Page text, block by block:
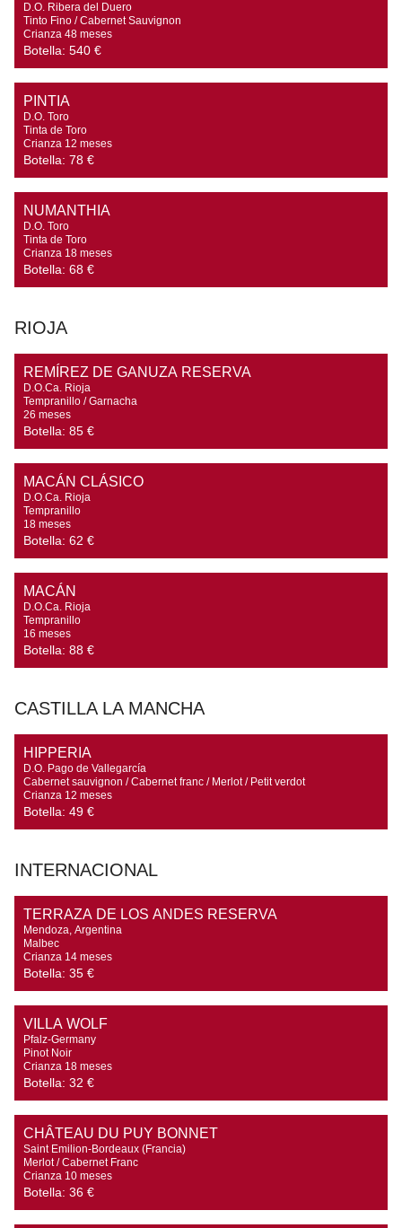
D.O. Ribera del Duero
Tinto Fino / Cabernet Sauvignon
Crianza 48 meses
Botella: 540 €
PINTIA
D.O. Toro
Tinta de Toro
Crianza 12 meses
Botella: 78 €
NUMANTHIA
D.O. Toro
Tinta de Toro
Crianza 18 meses
Botella: 68 €
RIOJA
REMÍREZ DE GANUZA RESERVA
D.O.Ca. Rioja
Tempranillo / Garnacha
26 meses
Botella: 85 €
MACÁN CLÁSICO
D.O.Ca. Rioja
Tempranillo
18 meses
Botella: 62 €
MACÁN
D.O.Ca. Rioja
Tempranillo
16 meses
Botella: 88 €
CASTILLA LA MANCHA
HIPPERIA
D.O. Pago de Vallegarcía
Cabernet sauvignon / Cabernet franc / Merlot / Petit verdot
Crianza 12 meses
Botella: 49 €
INTERNACIONAL
TERRAZA DE LOS ANDES RESERVA
Mendoza, Argentina
Malbec
Crianza 14 meses
Botella: 35 €
VILLA WOLF
Pfalz-Germany
Pinot Noir
Crianza 18 meses
Botella: 32 €
CHÂTEAU DU PUY BONNET
Saint Emilion-Bordeaux (Francia)
Merlot / Cabernet Franc
Crianza 10 meses
Botella: 36 €